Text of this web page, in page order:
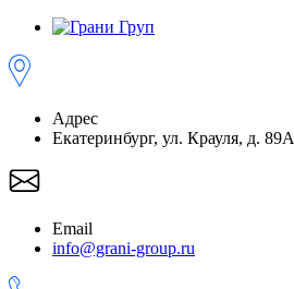
Адрес
Екатеринбург, ул. Крауля, д. 89А
Email
info@grani-group.ru